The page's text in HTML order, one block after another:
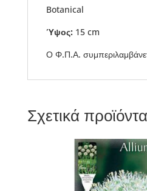
Botanical
Ύψος: 15 cm
Ο Φ.Π.Α.
Σχετικά προϊόντα